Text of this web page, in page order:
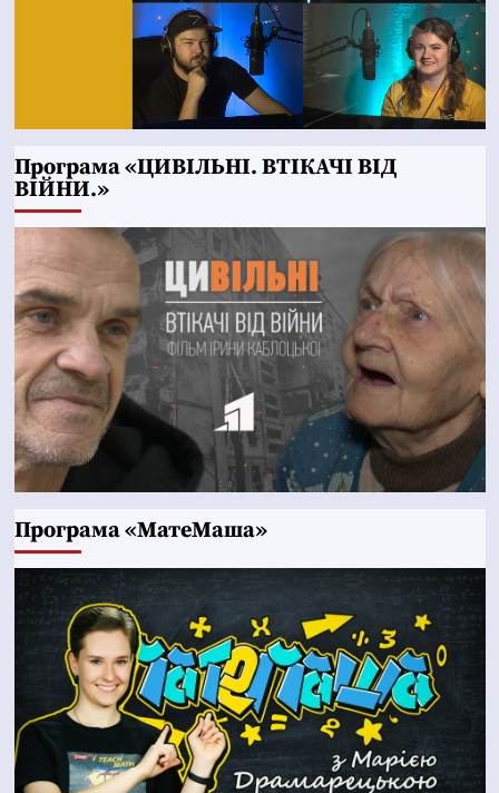
Програма «ЦИВІЛЬНІ. ВТІКАЧІ ВІД
ВІЙНИ.»
Програма «МатеМаша»